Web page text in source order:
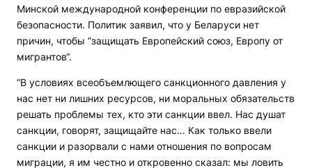
Минской международной конференции по евразийской
безопасности. Политик заявил, что у Беларуси нет
причин, чтобы “защищать Европейский союз, Европу от
мигрантов“.
“В условиях всеобъемлющего санкционного давления у
нас нет ни лишних ресурсов, ни моральных обязательств
решать проблемы тех, кто эти санкции ввел. Нас душат
санкции, говорят, защищайте нас… Как только ввели
санкции и разорвали с нами отношения по вопросам
миграции, я им честно и откровенно сказал: мы ловить